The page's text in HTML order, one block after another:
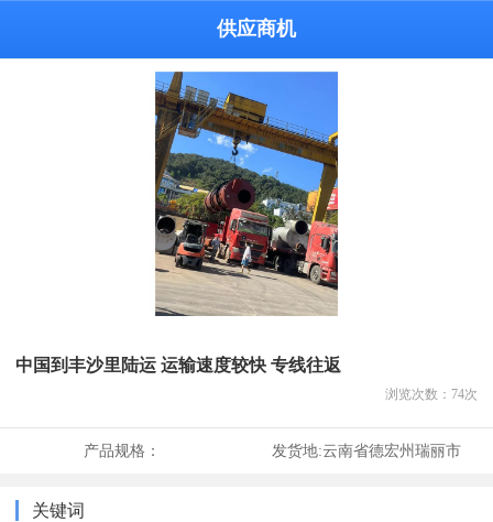
供应商机
中国到丰沙里陆运 运输速度较快 专线往返
浏览次数： 74次
产品规格： 发货地:云南省德宏州瑞丽市
关键词